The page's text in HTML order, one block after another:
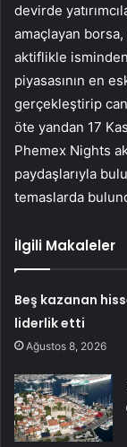
devirde
amaçlayan
aktiflikle
piyasasının en
gerçekleştirip
öte yandan 17
Phemex Nights
paydaşlarıyla
temaslarda
İlgili Makaleler
Beş kazanan
liderlik etti
Ağustos 8, 2026